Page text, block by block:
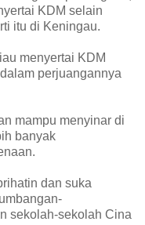
KDM selain
itu di Keningau.
menyertai KDM
perjuangannya
mampu menyinar di
banyak
dan suka
sekolah-sekolah Cina